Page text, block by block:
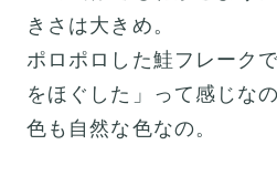
きさは大きめ。
ポロポロした鮭フレーク
をほぐした」って感じなの
色も自然な色なの。